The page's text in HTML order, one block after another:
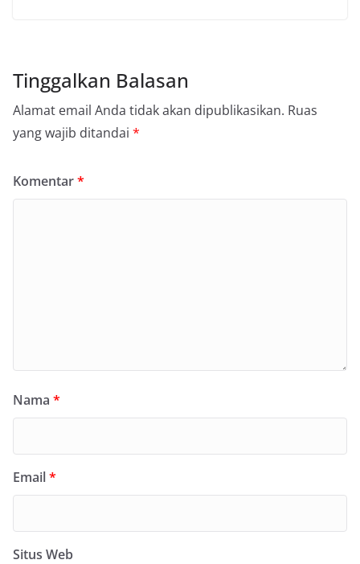
Tinggalkan Balasan
Alamat email Anda tidak akan dipublikasikan. Ruas
yang wajib ditandai *
Komentar*
Nama *
Email*
Situs Web